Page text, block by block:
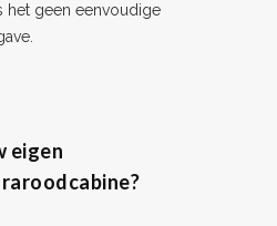
het geen eenvoudige
eigen